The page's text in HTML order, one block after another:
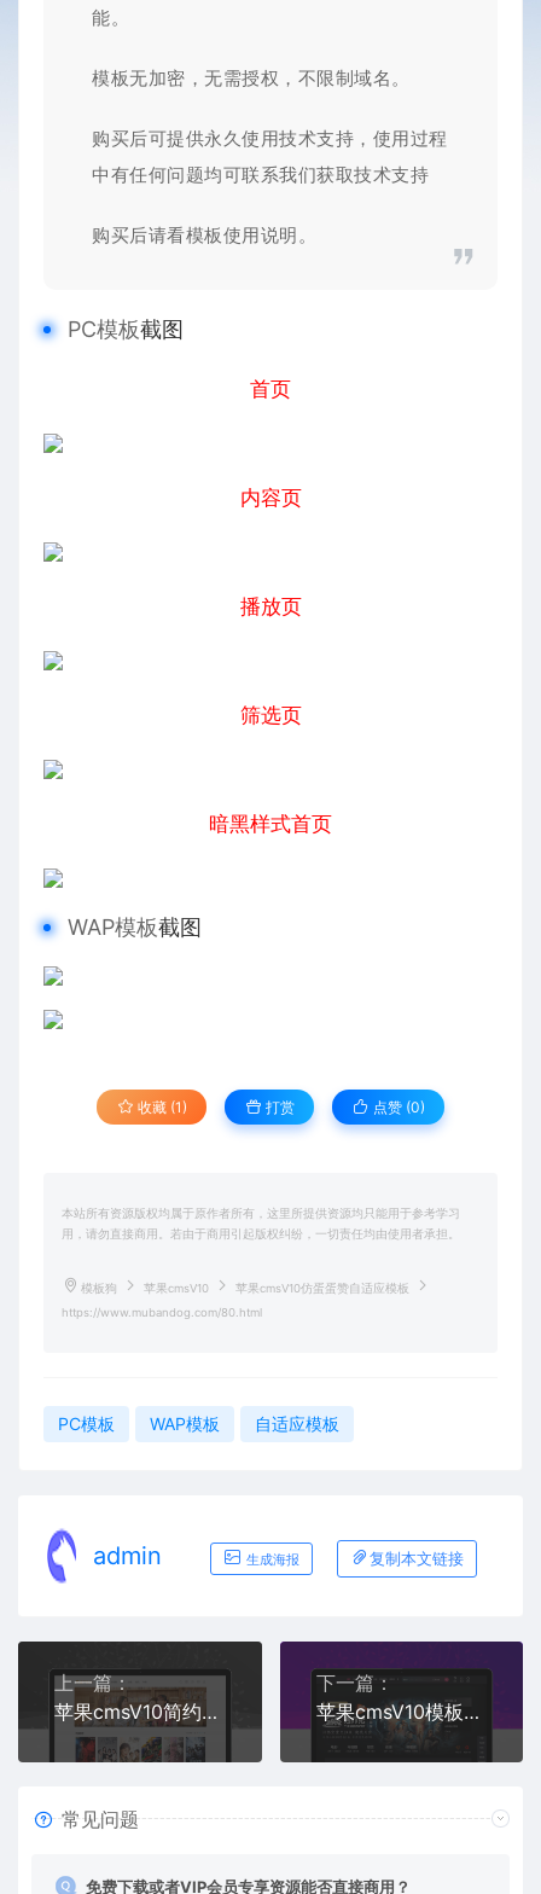
能。
模板无加密，无需授权，不限制域名。
购买后可提供永久使用技术支持，使用过程
中有任何问题均可联系我们获取技术支持
购买后请看模板使用说明。
PC模板截图
首页
内容页
播放页
筛选页
暗黑样式首页
WAP模板截图
收藏 (1) 打赏 点赞 (0)
本站所有资源版权均属于原作者所有，这里所提供资源均只能用于参考学习
用，请勿直接商用。若由于商用引起版权纠纷，一切责任均由使用者承担。
模板狗 苹果cmsV10
苹果cmsV10仿蛋蛋赞自适应模板
https://www.mubandog.com/80.html
PC模板 WAP模板 自适应模板
admin 生成海报 复制本文链接
上一篇：
苹果cmsV10简约白色风格自适应模板
下一篇：
苹果cmsV10模板明暗双皮肤功能齐全自适应模板
常见问题
免费下载或者VIP会员专享资源能否直接商用？